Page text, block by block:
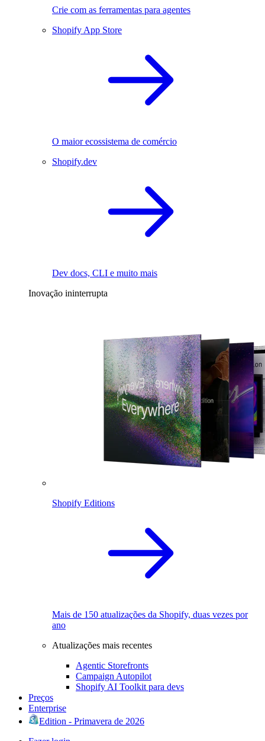
Crie com as ferramentas para agentes
Shopify App Store
O maior ecossistema de comércio
Shopify.dev
Dev docs, CLI e muito mais
Inovação ininterrupta
Shopify Editions
Mais de 150 atualizações da Shopify, duas vezes por
ano
Atualizações mais recentes
Agentic Storefronts
Campaign Autopilot
Shopify AI Toolkit para devs
Preços
Enterprise
Edition - Primavera de 2026